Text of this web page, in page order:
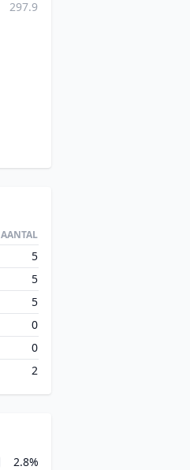
297.9
AANTAL
5
5
5
0
0
2
2.8%